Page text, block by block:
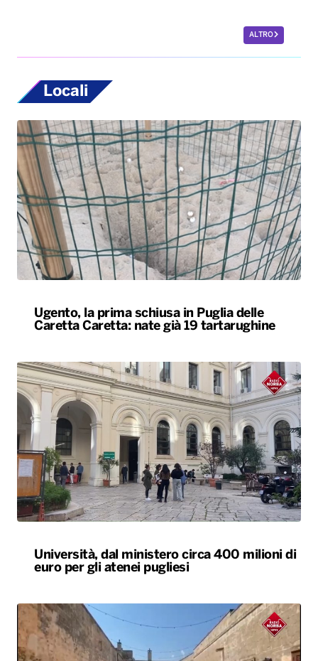
ALTRO
Locali
Ugento, la prima schiusa in Puglia delle
Caretta Caretta: nate già 19 tartarughine
Università, dal ministero circa 400 milioni di
euro per gli atenei pugliesi